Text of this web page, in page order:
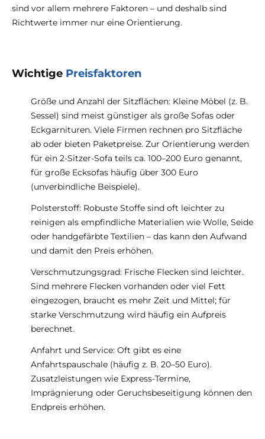
sind vor allem mehrere Faktoren – und deshalb sind
Richtwerte immer nur eine Orientierung.
Wichtige Preisfaktoren
Größe und Anzahl der Sitzflächen: Kleine Möbel (z. B.
Sessel) sind meist günstiger als große Sofas oder
Eckgarnituren. Viele Firmen rechnen pro Sitzfläche
ab oder bieten Paketpreise. Zur Orientierung werden
für ein 2-Sitzer-Sofa teils ca. 100–200 Euro genannt,
für große Ecksofas häufig über 300 Euro
(unverbindliche Beispiele).
Polsterstoff: Robuste Stoffe sind oft leichter zu
reinigen als empfindliche Materialien wie Wolle, Seide
oder handgefärbte Textilien – das kann den Aufwand
und damit den Preis erhöhen.
Verschmutzungsgrad: Frische Flecken sind leichter.
Sind mehrere Flecken vorhanden oder viel Fett
eingezogen, braucht es mehr Zeit und Mittel; für
starke Verschmutzung wird häufig ein Aufpreis
berechnet.
Anfahrt und Service: Oft gibt es eine
Anfahrtspauschale (häufig z. B. 20–50 Euro).
Zusatzleistungen wie Express-Termine,
Imprägnierung oder Geruchsbeseitigung können den
Endpreis erhöhen.